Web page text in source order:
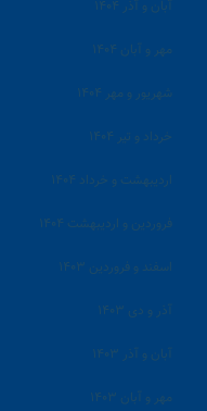
آبان و آذر ۱۴۰۴
مهر و آبان ۱۴۰۴
شهریور و مهر ۱۴۰۴
خرداد و تیر ۱۴۰۴
اردیبهشت و خرداد ۱۴۰۴
فروردین و اردیبهشت ۱۴۰۴
اسفند و فروردین ۱۴۰۳
آذر و دی ۱۴۰۳
آبان و آذر ۱۴۰۳
مهر و آبان ۱۴۰۳